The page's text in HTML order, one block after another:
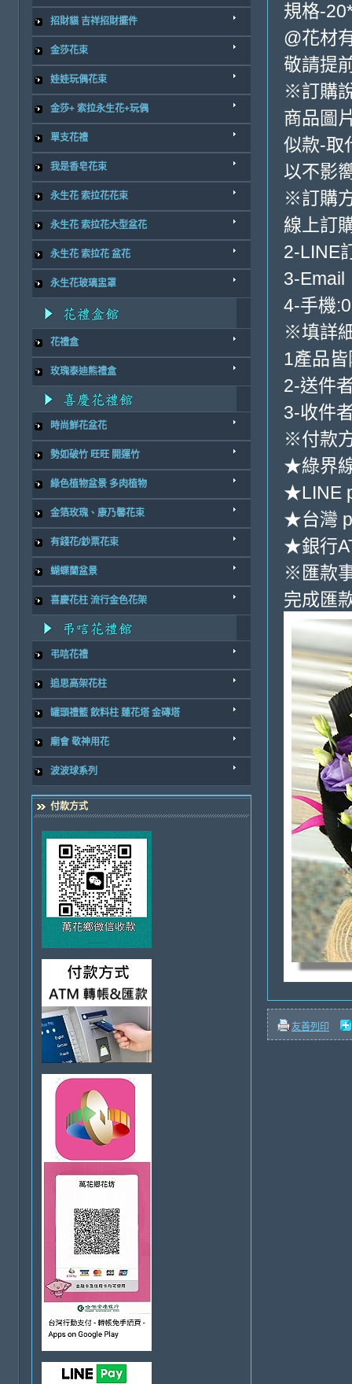
招財貓 吉祥招財擺件
金莎花束
娃娃玩偶花束
金莎+ 索拉永生花+玩偶
單支花禮
我是香皂花束
永生花 索拉花花束
永生花 索拉花大型盆花
永生花 索拉花 盆花
永生花玻璃盅罩
花禮盒
玫瑰泰迪熊禮盒
時尚鮮花盆花
勢如破竹 旺旺 開運竹
綠色植物盆景 多肉植物
金箔玫瑰、康乃馨花束
有錢花/鈔票花束
蝴蝶蘭盆景
喜慶花柱 流行金色花架
弔唁花禮
追思高架花柱
罐頭禮籃 飲料柱 蓮花塔 金磚塔
廟會 敬神用花
波波球系列
付款方式
規格-
@花材
敬請提
※訂購
商品圖
似款-取
以不影
※訂購
線上訂
2-LINE
3-Email
4-手機
※填詳
1產品
2-送件
3-收件
※付款
★綠界
★LINE
★台灣
★銀行
※匯款
完成匯
友善列印